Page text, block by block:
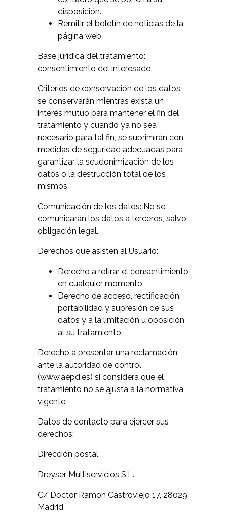
disposición.
Remitir el boletín de noticias de la
página web.
Base jurídica del tratamiento:
consentimiento del interesado.
Criterios de conservación de los datos:
se conservarán mientras exista un
interés mutuo para mantener el fin del
tratamiento y cuando ya no sea
necesario para tal fin, se suprimirán con
medidas de seguridad adecuadas para
garantizar la seudonimización de los
datos o la destrucción total de los
mismos.
Comunicación de los datos: No se
comunicarán los datos a terceros, salvo
obligación legal.
Derechos que asisten al Usuario:
Derecho a retirar el consentimiento
en cualquier momento.
Derecho de acceso, rectificación,
portabilidad y supresión de sus
datos y a la limitación u oposición
al su tratamiento.
Derecho a presentar una reclamación
ante la autoridad de control
(www.aepd.es) si considera que el
tratamiento no se ajusta a la normativa
vigente.
Datos de contacto para ejercer sus
derechos:
Dirección postal:
Dreyser Multiservicios S.L.
C/ Doctor Ramon Castroviejo 17, 28029,
Madrid